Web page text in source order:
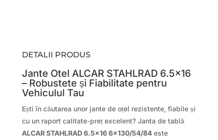
DETALII PRODUS
Jante Otel ALCAR STAHLRAD 6.5×16
– Robustete și Fiabilitate pentru
Vehiculul Tau
Ești în căutarea unor jante de oțel rezistente, fiabile și
cu un raport calitate-preț excelent? Janta de tablă
ALCAR STAHLRAD 6.5×16 6×130/54/84este